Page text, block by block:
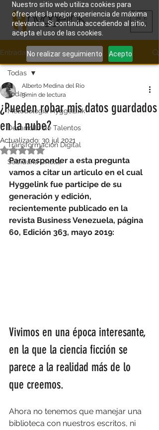
Nuestro sitio web utiliza cookies para
ofrecerles la mejor experiencia de máxima
relevancia. Si continúa accediendo al sitio,
acepta el uso de las cookies.
No realizar seguimiento Acepto
ME
NU
Entrada
Todas
Metodología HyggeLink
Desarrollo de Talentos
Transformación Digital
Sabiduría Criolla
Todas
¿Pueden robar mis datos guardados
en la nube?
Alberto Medina del Río
3 min de lectura
Actualizado: 30 jul 2021
Obtuvo NaN de 5 estrellas.
Para responder a esta pregunta
vamos a citar un articulo en el cual
Hyggelink fue participe de su
generación y edición,
recientemente publicado en la
revista Business Venezuela, página
60, Edición 363, mayo 2019:
Vivimos en una época interesante,
en la que la ciencia ficción se
parece a la realidad más de lo
que creemos.
Ahora no tenemos que manejar una
biblioteca con nuestros escritos, ni